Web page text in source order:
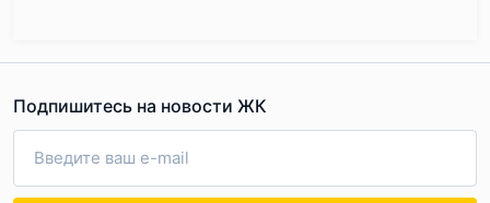
Подпишитесь на новости ЖК